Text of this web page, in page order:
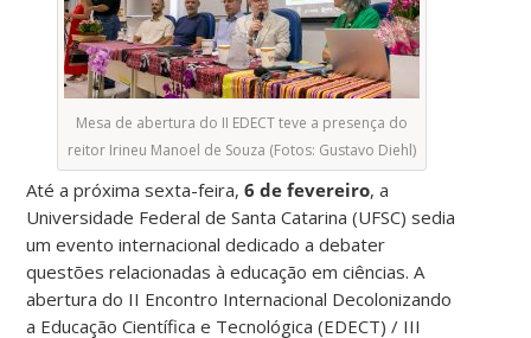
Mesa de abertura do II EDECT teve a presença do
reitor Irineu Manoel de Souza (Fotos: Gustavo Diehl)
Até a próxima sexta-feira,6 de fevereiro, a
Universidade Federal de Santa Catarina (UFSC) sedia
um evento internacional dedicado a debater
questões relacionadas à educação em ciências. A
abertura do II Encontro Internacional Decolonizando
a Educação Científica e Tecnológica (EDECT) / III